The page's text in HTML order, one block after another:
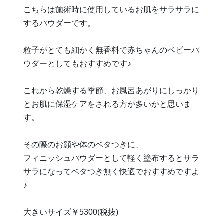
こちらは施術時に使用しているお肌をサラサラに
するパウダーです。
粒子がとても細かく無香料で赤ちゃんのベビーパ
ウダーとしてもおすすめです♪
これから乾燥する季節、お風呂あがりにしっかり
とお肌に保湿ケアをされる方が多いかと思いま
す。
その際のお顔や体のベタつきに、
フィニッシュパウダーとして軽く塗布するとサラ
サラになってベタつき無く快適でおすすめですよ
♪
大きいサイズ￥5300(税抜)